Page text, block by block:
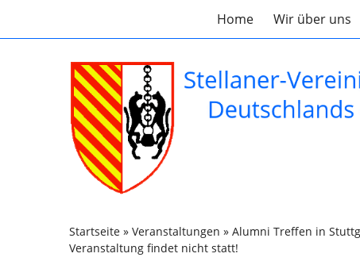
Home Wir über uns
Startseite » Veranstaltungen » Alumni Treffen in
Veranstaltung findet nicht statt!